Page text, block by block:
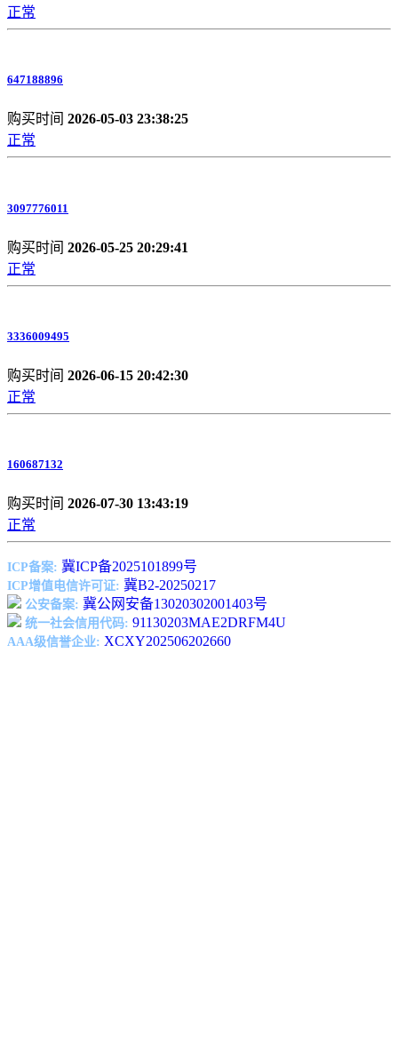
正常
647188896
购买时间 2026-05-03 23:38:25
正常
3097776011
购买时间 2026-05-25 20:29:41
正常
3336009495
购买时间 2026-06-15 20:42:30
正常
160687132
购买时间 2026-07-30 13:43:19
正常
ICP备案: 冀ICP备2025101899号
ICP增值电信许可证: 冀B2-20250217
公安备案: 冀公网安备13020302001403号
统一社会信用代码: 91130203MAE2DRFM4U
AAA级信誉企业: XCXY202506202660